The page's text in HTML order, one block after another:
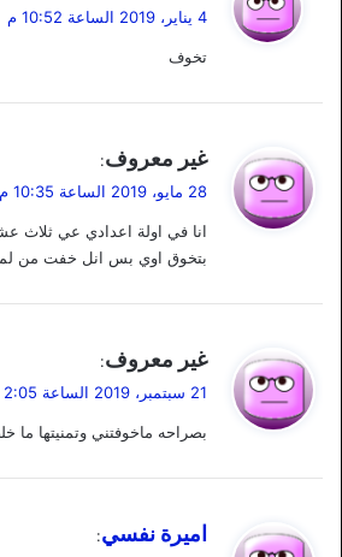
ل
4 يناير، 2019 الساعة 10:52 م
تخوف
ي
ل
غير معروف:
28 مايو، 2019 الساعة 10:35 م
انا في اولة اعدادي عي ثلاث
بتخوق اوي بس انل خفت من
ي
ل
غير معروف:
21 سبتمبر، 2019 الساعة 2:05 م
بصراحه ماخوفتني وتمنيتها ما
ياميرة نفسي: